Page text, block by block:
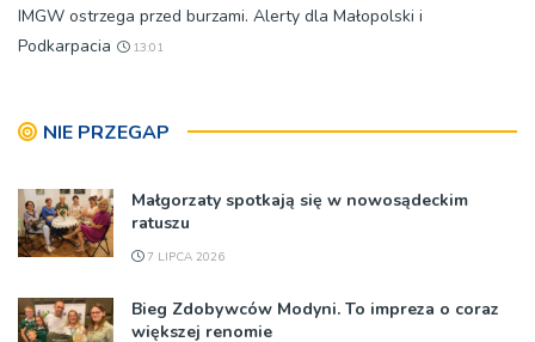
IMGW ostrzega przed burzami. Alerty dla Małopolski i
Podkarpacia
13:01
NIE PRZEGAP
Małgorzaty spotkają się w nowosądeckim
ratuszu
7 LIPCA 2026
Bieg Zdobywców Modyni. To impreza o coraz
większej renomie